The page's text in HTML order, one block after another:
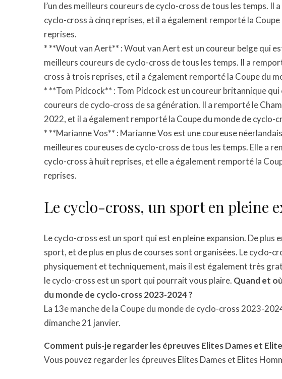
l’un des meilleurs coureurs de cyclo-cross de tous les temps. Il
cyclo-cross à cinq reprises, et il a également remporté la
reprises.
* **Wout van Aert** : Wout van Aert est un coureur belge qui
meilleurs coureurs de cyclo-cross de tous les temps. Il a
cross à trois reprises, et il a également remporté la Coupe du
* **Tom Pidcock** : Tom Pidcock est un coureur britannique
coureurs de cyclo-cross de sa génération. Il a remporté le
2022, et il a également remporté la Coupe du monde de cyclo-
* **Marianne Vos** : Marianne Vos est une coureuse
meilleures coureuses de cyclo-cross de tous les temps. Elle a
cyclo-cross à huit reprises, et elle a également remporté la
reprises.
Le cyclo-cross, un sport en pleine
Le cyclo-cross est un sport qui est en pleine expansion. De plus
sport, et de plus en plus de courses sont organisées. Le cyclo-
physiquement et techniquement, mais il est également très
le cyclo-cross est un sport qui pourrait vous plaire. Quand et
du monde de cyclo-cross 2023-2024 ?
La 13e manche de la Coupe du monde de cyclo-cross 2023-
dimanche 21 janvier.
Comment puis-je regarder les épreuves Elites Dames et
Vous pouvez regarder les épreuves Elites Dames et Elites